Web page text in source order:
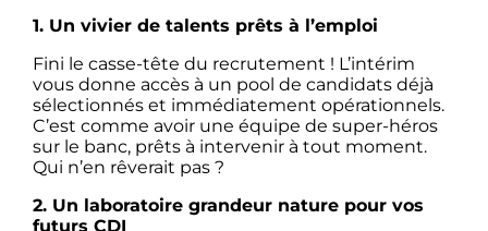
1. Un vivier de talents prêts à l’emploi
Fini le casse-tête du recrutement ! L’intérim
vous donne accès à un pool de candidats déjà
sélectionnés et immédiatement opérationnels.
C’est comme avoir une équipe de super-héros
sur le banc, prêts à intervenir à tout moment.
Qui n’en rêverait pas ?
2. Un laboratoire grandeur nature pour vos
futurs CDI